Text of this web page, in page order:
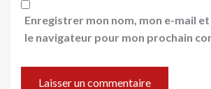
Enregistrer mon nom, mon e-mail
le navigateur pour mon prochain